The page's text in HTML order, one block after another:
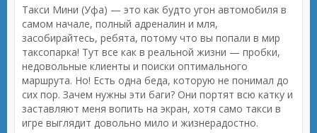
Такси Мини (Уфа) — это как будто угон автомобиля в
самом начале, полный адреналин и мля,
засобирайтесь, ребята, потому что вы попали в мир
таксопарка! Тут все как в реальной жизни — пробки,
недовольные клиенты и поиски оптимального
маршрута. Но! Есть одна беда, которую не понимал до
сих пор. Зачем нужны эти баги? Они портят всю катку и
заставляют меня вопить на экран, хотя само такси в
игре выглядит довольно мило и жизнерадостно.